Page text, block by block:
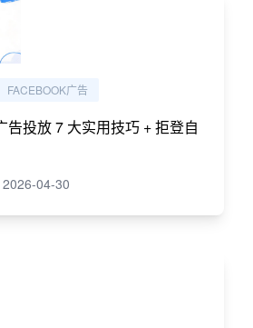
FACEBOOK广告
告投放 7 大实用技巧 + 拒登自
04-30